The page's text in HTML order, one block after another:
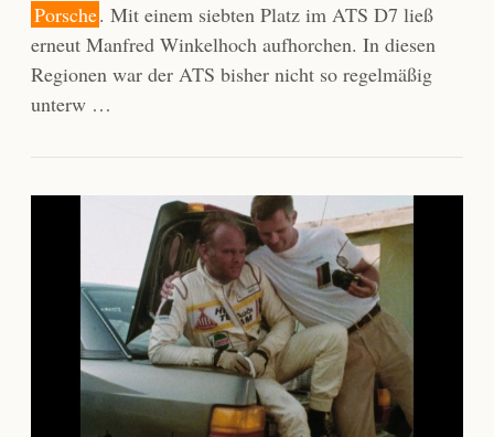
Porsche. Mit einem siebten Platz im ATS D7 ließ
erneut Manfred Winkelhoch aufhorchen. In diesen
Regionen war der ATS bisher nicht so regelmäßig
unterw …